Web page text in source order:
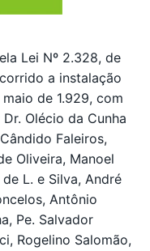
Lei Nº 2.328, de
a instalação
de 1.929, com
Olécio da Cunha
Faleiros,
Oliveira, Manoel
L. e Silva, André
Antônio
Pe. Salvador
Rogelino Salomão,